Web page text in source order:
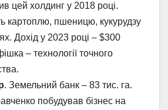
цей холдинг у 2018 році.
картоплю, пшеницю, кукурудзу
Дохід у 2023 році – $300
– технології точного
. Земельний банк – 83 тис. га.
побудував бізнес на